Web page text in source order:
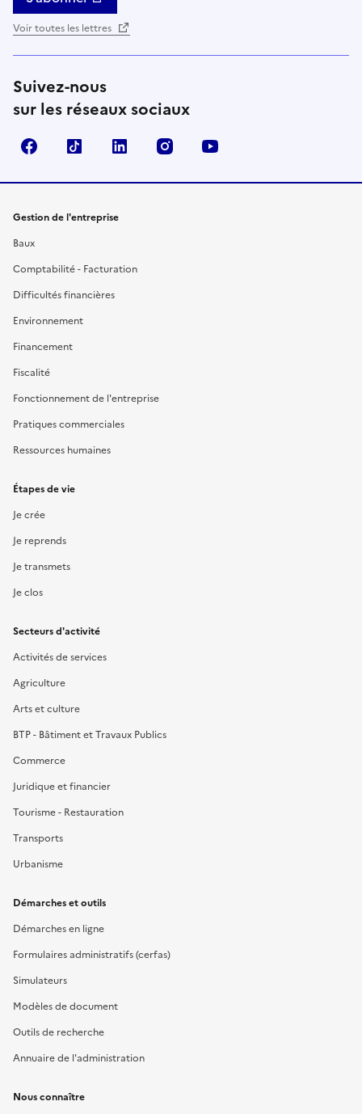
Voir toutes les lettres
Suivez-nous
sur les réseaux sociaux
FacebookTikTok Linkedin Instagram
Gestion de l'entreprise
Baux
Comptabilité - Facturation
Difficultés financières
Environnement
Financement
Fiscalité
Fonctionnement de l'entreprise
Pratiques commerciales
Ressources humaines
Étapes de vie
Je crée
Je reprends
Je transmets
Je clos
Secteurs d'activité
Activités de services
Agriculture
Arts et culture
BTP - Bâtiment et Travaux Publics
Commerce
Juridique et financier
Tourisme - Restauration
Transports
Urbanisme
Démarches et outils
Démarches en ligne
Formulaires administratifs (cerfas)
Simulateurs
Modèles de document
Outils de recherche
Annuaire de l'administration
Nous connaître